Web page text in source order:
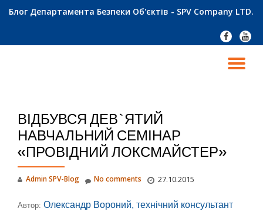
Блог Департамента Безпеки Об'єктів - SPV Company LTD.
fa-
facebook
fa-
ВІДБУВСЯ ДЕВ`ЯТИЙ
НАВЧАЛЬНИЙ СЕМІНАР
«ПРОВІДНИЙ ЛОКСМАЙСТЕР»
Admin SPV-Blog 27.10.2015
No comments
Автор: Олександр Вороний, технічний консультант